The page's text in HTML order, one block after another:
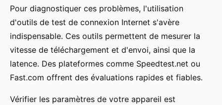
Pour diagnostiquer ces problèmes, l'utilisation
d'outils de test de connexion Internet s'avère
indispensable. Ces outils permettent de mesurer la
vitesse de téléchargement et d'envoi, ainsi que la
latence. Des plateformes comme Speedtest.net ou
Fast.com offrent des évaluations rapides et fiables.
Vérifier les paramètres de votre appareil est